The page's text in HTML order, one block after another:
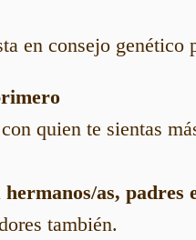
en consejo genético
quien te sientas
hermanos/as, padres
también.